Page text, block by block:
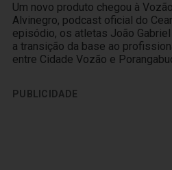
Um novo produto chegou à
Alvinegro, podcast oficial do
episódio, os atletas João
a transição da base ao
entre Cidade Vozão e
PUBLICIDADE